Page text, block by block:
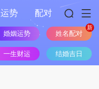
运势 配对
婚姻运势 姓名配对
一生财运 结婚吉日